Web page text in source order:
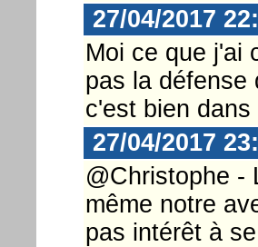
27/04/2017
Moi ce que j'ai
pas la défense
c'est bien
27/04/2017
@Christophe -
même notre
pas intérêt à